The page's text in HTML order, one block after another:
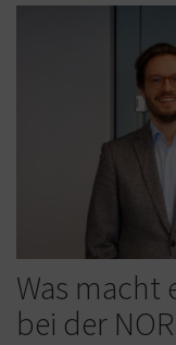
Was macht
bei der